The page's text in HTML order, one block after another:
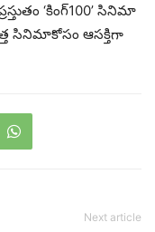
‘కింగ్100’ సినిమా
సినిమాకోసం ఆసక్తిగా
Next article